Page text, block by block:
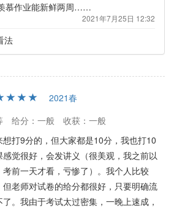
慕作业能新鲜两周……
2021年7月25日 12:32
法
2021春
给分：一般
收获：一般
打9分的，但大家都是10分，我也打10
觉很好，会发讲义（很美观，我之前以
前一天才看，亏惨了）。我个人比较
老师对试卷的给分都很好，只要明确流
。我由于考试太过密集，一晚上速成，